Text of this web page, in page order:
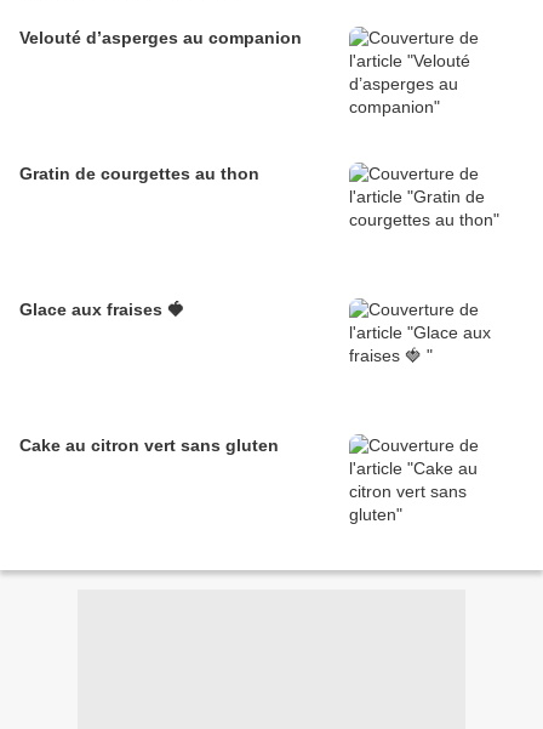
Velouté d’asperges au companion
Gratin de courgettes au thon
Glace aux fraises 🍓
Cake au citron vert sans gluten